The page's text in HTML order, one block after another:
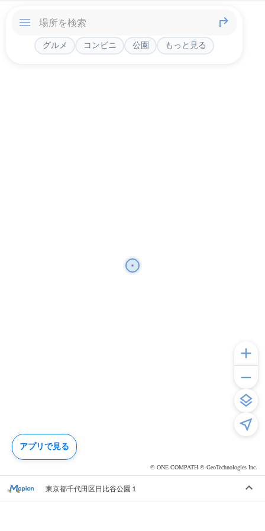
© ONE COMPATH © GeoTechnologies Inc.
グルメ コンビニ 公園 もっと見る
東京都千代田区日比谷公園１
アプリで見る